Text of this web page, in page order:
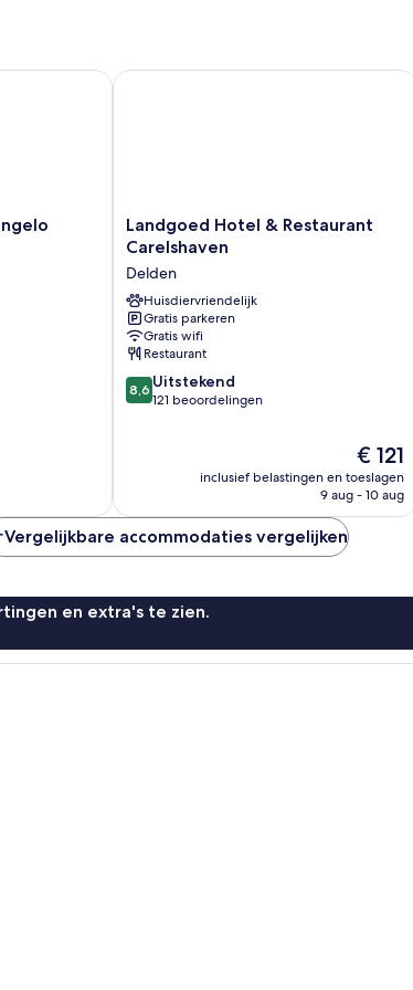
Landgoed
Hotel
Restaurant
Carelshaven
Delden
Landgoed Hotel & Restaurant
Carelshaven
Delden
Huisdiervriendelijk
Gratis parkeren
Gratis wifi
Restaurant
8.6
van
beoordelingen
8,6 Uitstekend
121 beoordelingen
De
prijs
is
€ 121
inclusief belastingen en toeslagen
9 aug - 10 aug
Landgoed Hotel & Restaurant
Vergelijkbare accommodaties vergelijken
en extra's te zien.